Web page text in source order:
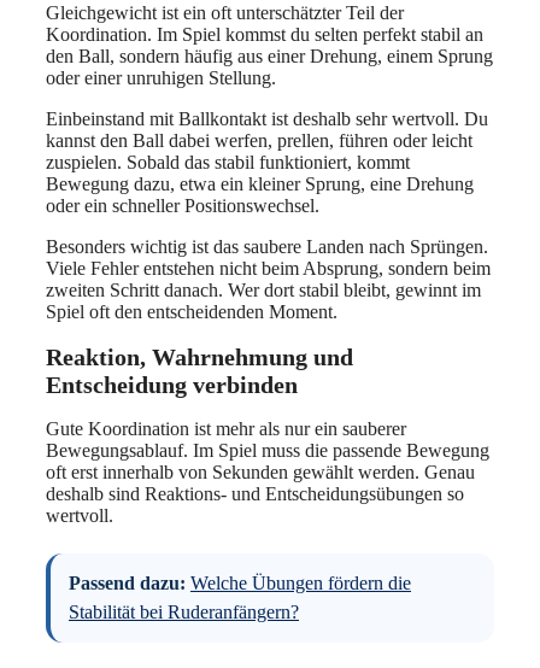
Gleichgewicht ist ein oft unterschätzter Teil der
Koordination. Im Spiel kommst du selten perfekt stabil an
den Ball, sondern häufig aus einer Drehung, einem Sprung
oder einer unruhigen Stellung.
Einbeinstand mit Ballkontakt ist deshalb sehr wertvoll. Du
kannst den Ball dabei werfen, prellen, führen oder leicht
zuspielen. Sobald das stabil funktioniert, kommt
Bewegung dazu, etwa ein kleiner Sprung, eine Drehung
oder ein schneller Positionswechsel.
Besonders wichtig ist das saubere Landen nach Sprüngen.
Viele Fehler entstehen nicht beim Absprung, sondern beim
zweiten Schritt danach. Wer dort stabil bleibt, gewinnt im
Spiel oft den entscheidenden Moment.
Reaktion, Wahrnehmung und
Entscheidung verbinden
Gute Koordination ist mehr als nur ein sauberer
Bewegungsablauf. Im Spiel muss die passende Bewegung
oft erst innerhalb von Sekunden gewählt werden. Genau
deshalb sind Reaktions- und Entscheidungsübungen so
wertvoll.
Passend dazu: Welche Übungen fördern die
Stabilität bei Ruderanfängern?